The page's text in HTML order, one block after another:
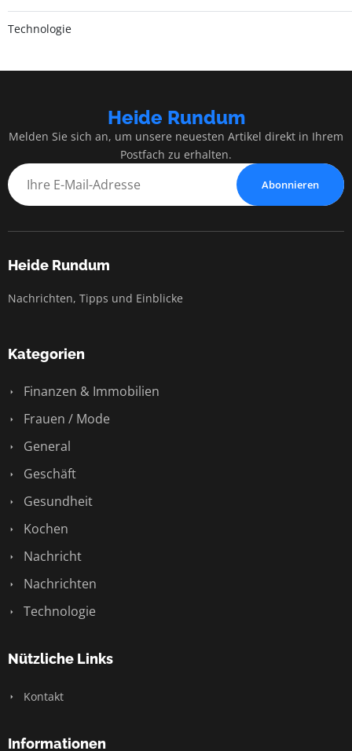
Technologie
Heide Rundum
Melden Sie sich an, um unsere neuesten Artikel direkt in Ihrem
Postfach zu erhalten.
Abonnieren
Heide Rundum
Nachrichten, Tipps und Einblicke
Kategorien
Finanzen & Immobilien
Frauen / Mode
General
Geschäft
Gesundheit
Kochen
Nachricht
Nachrichten
Technologie
Nützliche Links
Kontakt
Informationen